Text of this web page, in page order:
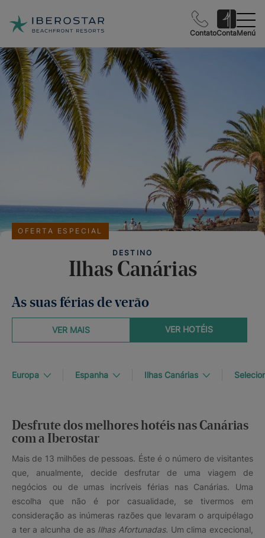
ContatoContaMenú
DESTINO
Ilhas Canárias
OFERTA ESPECIAL
As suas férias de verão
VER HOTÉIS
VER MAIS
Europa Espanha Ilhas Canárias
Desfrute dos melhores hotéis nas Canárias
com a Iberostar
Mais de 13 milhões de pessoas. Éste é o número de visitantes
que, anualmente, decide desfrutar de uma viagem de
negócios ou de umas incríveis férias nas Canárias. Uma
escolha que não é por casualidade, se tivermos em
consideração as inúmeras razões que levaram o arquipélago
a ter a alcunha de as Ilhas Afortunadas. Um clima excecional,